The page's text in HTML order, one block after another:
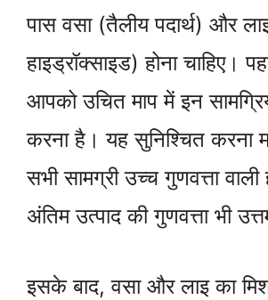
पास वसा (तैलीय पदार्थ) और
हाइड्रॉक्साइड) होना चाहिए।
आपको उचित माप में इन
करना है। यह सुनिश्चित करना
सभी सामग्री उच्च गुणवत्ता वाली
अंतिम उत्पाद की गुणवत्ता भी
इसके बाद, वसा और लाइ का